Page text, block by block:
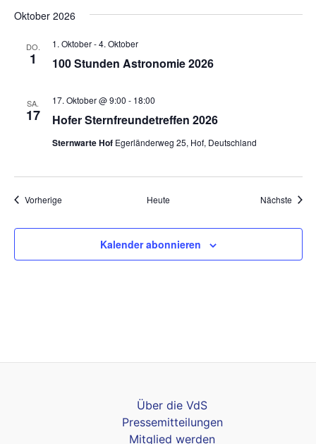
Oktober 2026
DO.
1 100 Stunden Astronomie 2026
1. Oktober-4. Oktober
SA.
17 Hofer Sternfreundetreffen 2026
17. Oktober @ 9:00 - 18:00
Sternwarte Hof Egerländerweg 25, Hof, Deutschland
VorherigeVeranstaltungen Heute Nächste
Kalender abonnieren
Über die VdS
Pressemitteilungen
Mitglied werden